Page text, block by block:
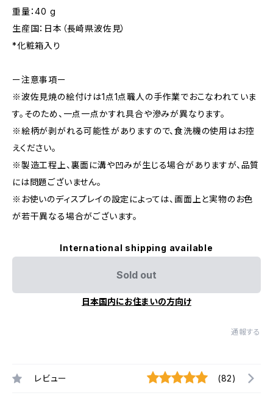
重量：40 g
生産国：日本（長崎県波佐見）
*化粧箱入り
ー注意事項ー
※波佐見焼の絵付けは1点1点職人の手作業でおこなわれていま
す。そのため、一点一点かすれ具合や滲みが異なります。
※絵柄が剥がれる可能性がありますので、食洗機の使用はお控
えください。
※製造工程上、裏面に溝や凹みが生じる場合がありますが、品質
には問題ございません。
※お使いのディスプレイの設定によっては、画面上と実物のお色
が若干異なる場合がございます。
International shipping available
Sold out
日本国内にお住まいの方向け
通報する
レビュー (82)